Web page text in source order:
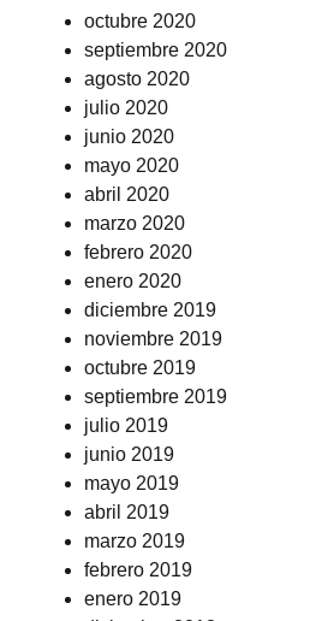
octubre 2020
septiembre 2020
agosto 2020
julio 2020
junio 2020
mayo 2020
abril 2020
marzo 2020
febrero 2020
enero 2020
diciembre 2019
noviembre 2019
octubre 2019
septiembre 2019
julio 2019
junio 2019
mayo 2019
abril 2019
marzo 2019
febrero 2019
enero 2019